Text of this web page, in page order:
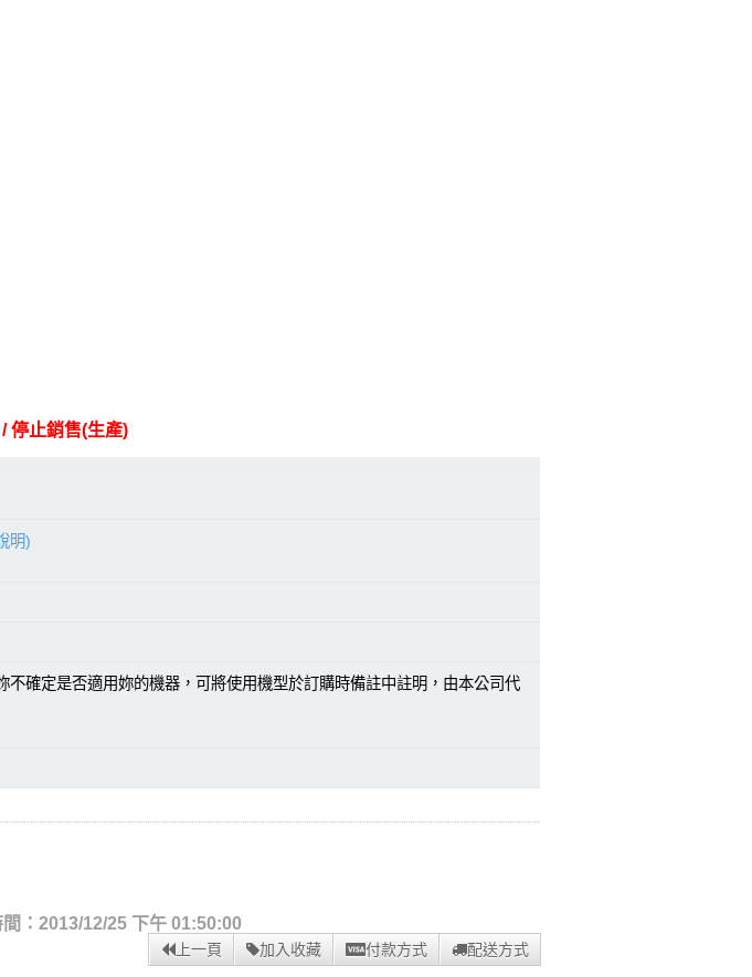
停止銷售(生產)
明)
不確定是否適用妳的機器，可將使用機型於訂購時備註中註明，由本公司代
間：2013/12/25 下午 01:50:00
上一頁 加入收藏 付款方式 配送方式